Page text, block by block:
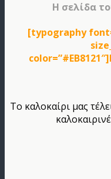
Η σελίδα
[typography
Το καλοκαίρι μας